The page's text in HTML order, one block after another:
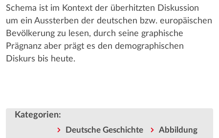
Schema ist im Kontext der überhitzten Diskussion
um ein Aussterben der deutschen bzw. europäischen
Bevölkerung zu lesen, durch seine graphische
Prägnanz aber prägt es den demographischen
Diskurs bis heute.
Kategorien:
Deutsche Geschichte Abbildung